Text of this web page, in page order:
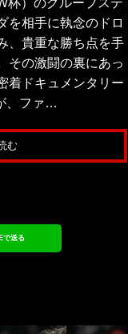
杯）のグループステ
を相手に執念のドロ
、貴重な勝ち点を手
その激闘の裏にあっ
着ドキュメンタリー
、ファ…
む
で送る